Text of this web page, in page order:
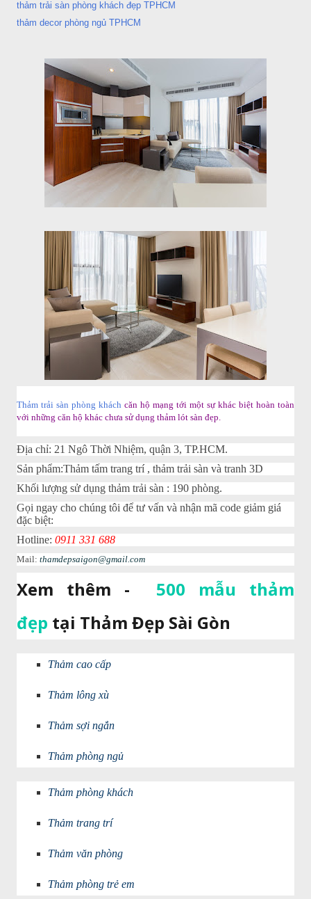
thảm trải sàn phòng khách đẹp TPHCM
thảm decor phòng ngủ TPHCM
Thảm trải sàn phòng khách căn hộ mạng tới một sự khác biệt hoàn toàn
với những căn hộ khác chưa sử dụng thảm lót sàn đẹp.
Địa chỉ: 21 Ngô Thời Nhiệm, quận 3, TP.HCM.
Sản phẩm:Thảm tấm trang trí , thảm trải sàn và tranh 3D
Khối lượng sử dụng thảm trải sàn : 190 phòng.
Gọi ngay cho chúng tôi để tư vấn và nhận mã code giảm giá
đặc biệt:
Hotline: 0911 331 688
Mail: thamdepsaigon@gmail.com
Xem thêm - 500 mẫu thảm
đẹp tại Thảm Đẹp Sài Gòn
Thảm cao cấp
Thảm lông xù
Thảm sợi ngắn
Thảm phòng ngủ
Thảm phòng khách
Thảm trang trí
Thảm văn phòng
Thảm phòng trẻ em